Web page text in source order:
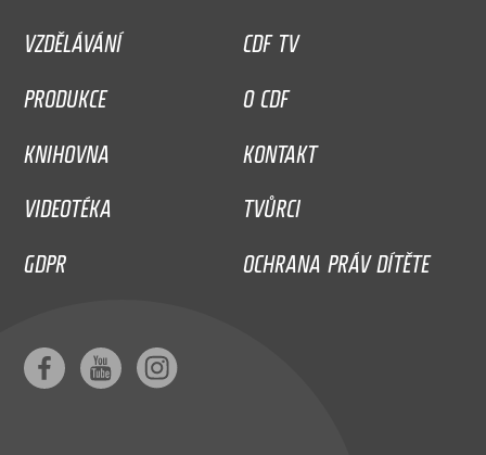
VZDĚLÁVÁNÍ
CDF TV
PRODUKCE
O CDF
KNIHOVNA
KONTAKT
VIDEOTÉKA
TVŮRCI
GDPR
OCHRANA PRÁV DÍTĚTE